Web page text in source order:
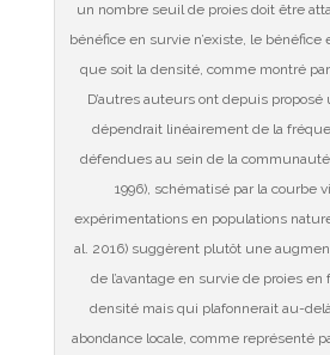
un nombre seuil de proies doit être
bénéfice en survie n’existe, le bénéfice
que soit la densité, comme montré
D’autres auteurs ont depuis proposé
dépendrait linéairement de la
défendues au sein de la communauté
1996), schématisé par la courbe
expérimentations en populations
al. 2016) suggèrent plutôt une
de l’avantage en survie de proies
densité mais qui plafonnerait au-
abondance locale, comme représenté